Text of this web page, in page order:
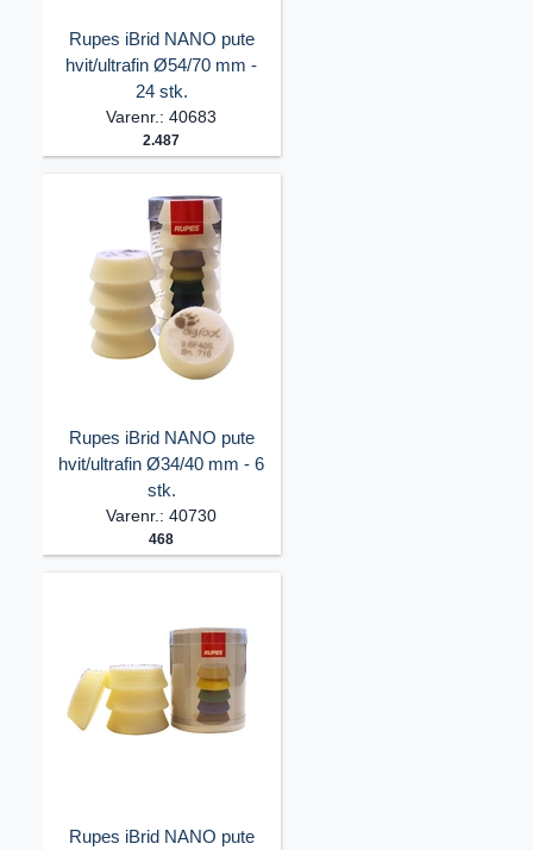
Rupes iBrid NANO pute
hvit/ultrafin Ø54/70 mm -
24 stk.
Varenr.: 40683
2.487
Rupes iBrid NANO pute
hvit/ultrafin Ø34/40 mm - 6
stk.
Varenr.: 40730
468
Rupes iBrid NANO pute